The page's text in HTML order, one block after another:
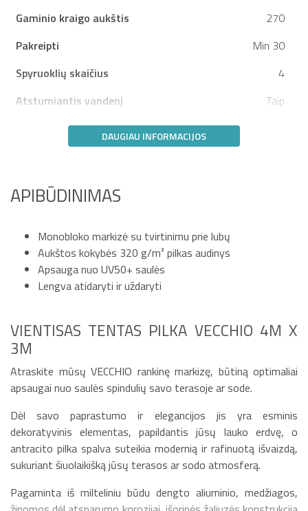
Gaminio kraigo aukštis
270
Pakreipti
Min 30
Spyruoklių skaičius
4
Atstumiantis vandenį
Taip
DAUGIAU INFORMACIJOS
APIBŪDINIMAS
Monobloko markizė su tvirtinimu prie lubų
Aukštos kokybės 320 g/m² pilkas audinys
Apsauga nuo UV50+ saulės
Lengva atidaryti ir uždaryti
VIENTISAS TENTAS PILKA VECCHIO 4M X
3M
Atraskite mūsų VECCHIO rankinę markizę, būtiną optimaliai
apsaugai nuo saulės spindulių savo terasoje ar sode.
Dėl savo paprastumo ir elegancijos jis yra esminis
dekoratyvinis elementas, papildantis jūsų lauko erdvę, o
antracito pilka spalva suteikia modernią ir rafinuotą išvaizdą,
sukuriant šiuolaikišką jūsų terasos ar sodo atmosferą.
Pagaminta iš milteliniu būdu dengto aliuminio, medžiagos,